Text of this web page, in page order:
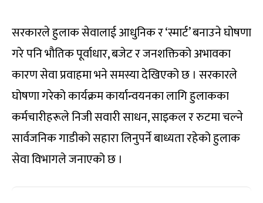
सरकारले हुलाक सेवालाई आधुनिक र ‘स्मार्ट’ बनाउने घोषणा
गरे पनि भौतिक पूर्वाधार, बजेट र जनशक्तिको अभावका
कारण सेवा प्रवाहमा भने समस्या देखिएको छ । सरकारले
घोषणा गरेको कार्यक्रम कार्यान्वयनका लागि हुलाकका
कर्मचारीहरूले निजी सवारी साधन, साइकल र रुटमा चल्ने
सार्वजनिक गाडीको सहारा लिनुपर्ने बाध्यता रहेको हुलाक
सेवा विभागले जनाएको छ ।